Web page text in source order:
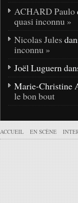
ACHARD Paulo
quasi inconnu »
Nicolas Jules
inconnu »
Joël Luguern
Marie-Christine
le bon bout
ACCUEIL EN SCÈNE